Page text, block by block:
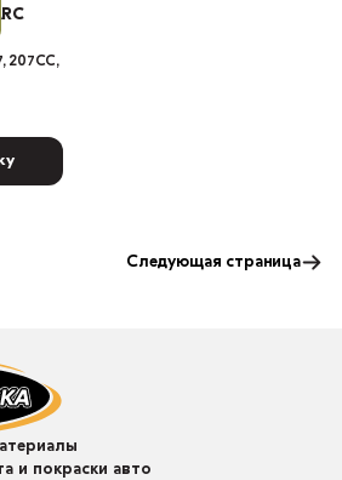
207CC,
Следующая страница
и покраски авто